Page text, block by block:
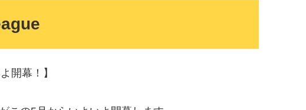
開幕！】